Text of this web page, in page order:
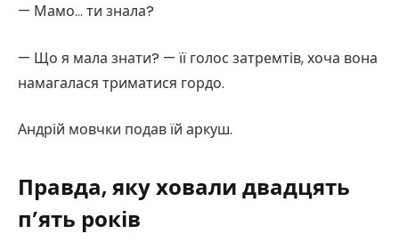
— Мамо… ти знала?
— Що я мала знати? — її голос затремтів, хоча вона
намагалася триматися гордо.
Андрій мовчки подав їй аркуш.
Правда, яку ховали двадцять
п’ять років